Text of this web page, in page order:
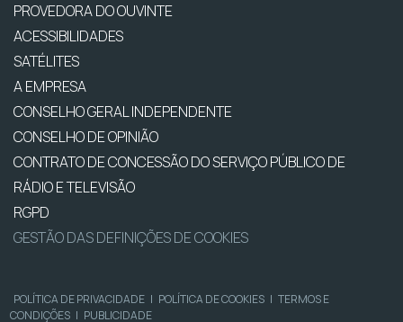
PROVEDORA DO OUVINTE
ACESSIBILIDADES
SATÉLITES
A EMPRESA
CONSELHO GERAL INDEPENDENTE
CONSELHO DE OPINIÃO
CONTRATO DE CONCESSÃO DO SERVIÇO PÚBLICO DE
RÁDIO E TELEVISÃO
RGPD
GESTÃO DAS DEFINIÇÕES DE COOKIES
POLÍTICA DE PRIVACIDADE | POLÍTICA DE COOKIES | TERMOS E
CONDIÇÕES | PUBLICIDADE